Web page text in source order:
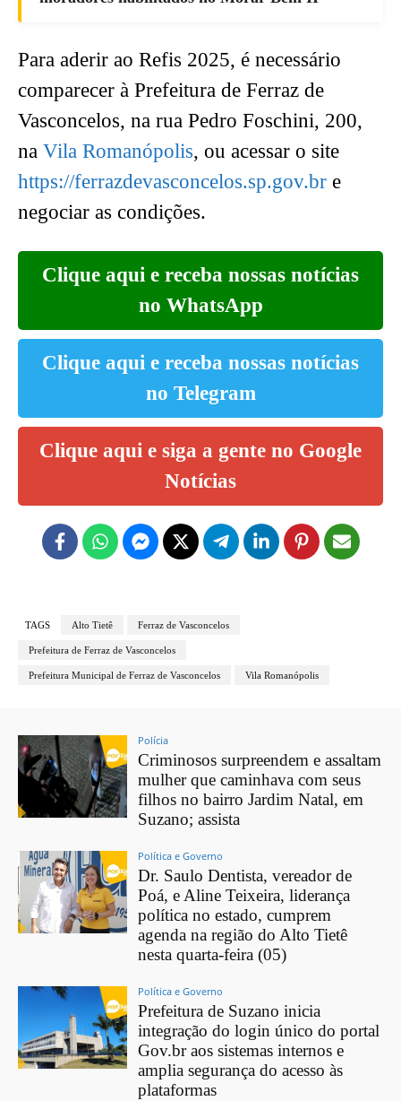
Para aderir ao Refis 2025, é necessário
comparecer à Prefeitura de Ferraz de
Vasconcelos, na rua Pedro Foschini, 200,
na Vila Romanópolis, ou acessar o site
https://ferrazdevasconcelos.sp.gov.br e
negociar as condições.
Clique aqui e receba nossas notícias
no WhatsApp
Clique aqui e receba nossas notícias
no Telegram
Clique aqui e siga a gente no Google
Notícias
TAGS Alto Tietê Ferraz de Vasconcelos
Prefeitura de Ferraz de Vasconcelos
Prefeitura Municipal de Ferraz de Vasconcelos Vila Romanópolis
Polícia
Criminosos surpreendem e assaltam
mulher que caminhava com seus
filhos no bairro Jardim Natal, em
Suzano; assista
Política e Governo
Dr. Saulo Dentista, vereador de
Poá, e Aline Teixeira, liderança
política no estado, cumprem
agenda na região do Alto Tietê
nesta quarta-feira (05)
Política e Governo
Prefeitura de Suzano inicia
integração do login único do portal
Gov.br aos sistemas internos e
amplia segurança do acesso às
plataformas